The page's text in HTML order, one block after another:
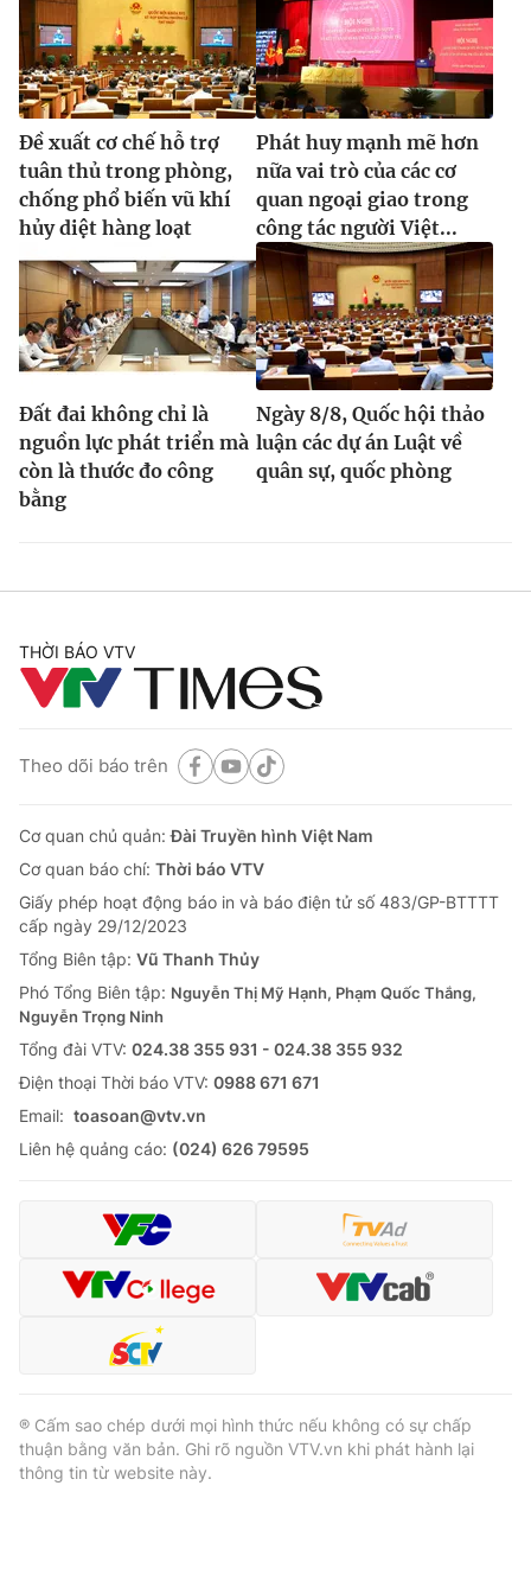
® Cấm sao chép dưới mọi hình thức nếu không có sự chấp
thuận bằng văn bản. Ghi rõ nguồn VTV.vn khi phát hành lại
thông tin từ website này.
Đề xuất cơ chế hỗ trợ
tuân thủ trong phòng,
chống phổ biến vũ khí
hủy diệt hàng loạt
Phát huy mạnh mẽ hơn
nữa vai trò của các cơ
quan ngoại giao trong
công tác người Việt...
Đất đai không chỉ là
nguồn lực phát triển mà
còn là thước đo công
bằng
Ngày 8/8, Quốc hội thảo
luận các dự án Luật về
quân sự, quốc phòng
THỜI BÁO VTV
Theo dõi báo trên
Cơ quan chủ quản:Đài Truyền hình Việt Nam
Cơ quan báo chí: Thời báo VTV
Giấy phép hoạt động báo in và báo điện tử số 483/GP-BTTTT
cấp ngày 29/12/2023
Tổng Biên tập: Vũ Thanh Thủy
Phó Tổng Biên tập: Nguyễn Thị Mỹ Hạnh, Phạm Quốc Thắng,
Nguyễn Trọng Ninh
Tổng đài VTV: 024.38 355 931 - 024.38 355 932
Ðiện thoại Thời báo VTV: 0988 671 671
Email: toasoan@vtv.vn
Liên hệ quảng cáo: (024) 626 79595
® Cấm sao chép dưới mọi hình thức nếu không có sự chấp
thuận bằng văn bản. Ghi rõ nguồn VTV.vn khi phát hành lại
thông tin từ website này.